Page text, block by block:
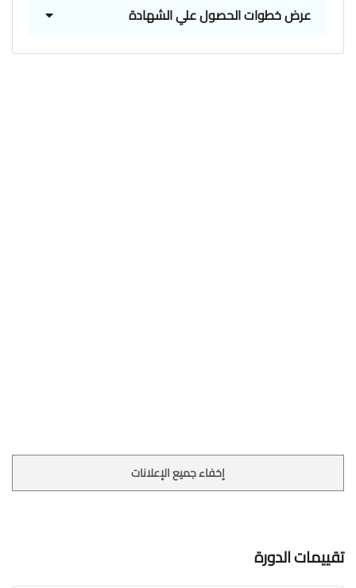
عرض خطوات الحصول علي الشهادة
إخفاء جميع الإعلانات
تقييمات الدورة